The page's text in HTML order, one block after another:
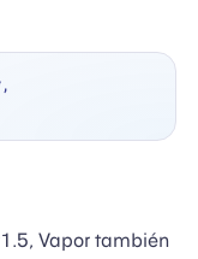
Vapor también